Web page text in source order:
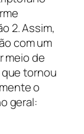
2. Assim,
com um
meio de
tornou
o
geral: